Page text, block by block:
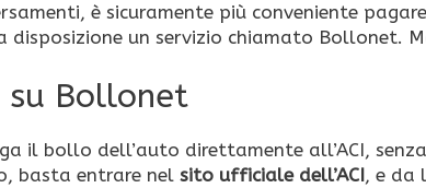
è sicuramente più conveniente
a disposizione un servizio chiamato
su Bollonet
il bollo dell’auto direttamente all’ACI,
basta entrare nel sito ufficiale dell’ACI, e da